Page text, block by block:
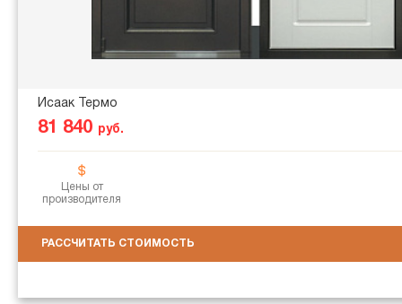
Исаак Термо
81 840 руб.
Цены от
производителя
РАССЧИТАТЬ СТОИМОСТЬ